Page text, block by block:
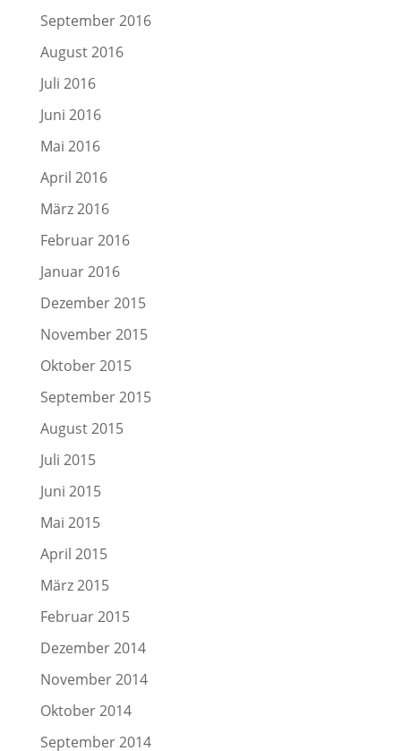
September 2016
August 2016
Juli 2016
Juni 2016
Mai 2016
April 2016
März 2016
Februar 2016
Januar 2016
Dezember 2015
November 2015
Oktober 2015
September 2015
August 2015
Juli 2015
Juni 2015
Mai 2015
April 2015
März 2015
Februar 2015
Dezember 2014
November 2014
Oktober 2014
September 2014